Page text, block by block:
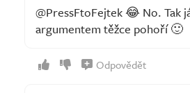
@PressFtoFejtek 😂 No. Tak
argumentem těžce pohoří 🙂
Odpovědět